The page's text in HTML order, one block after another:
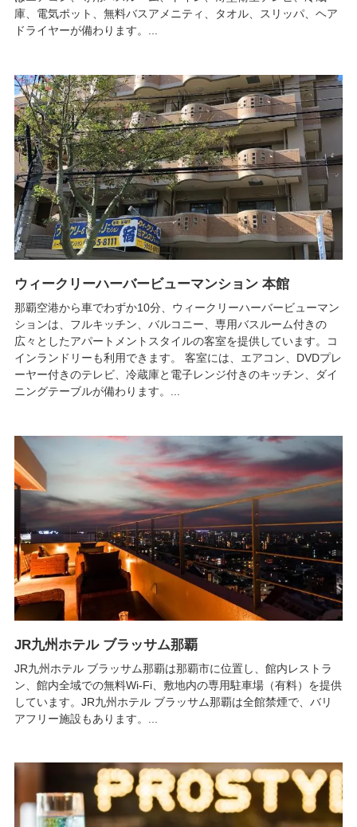
庫、電気ポット、無料バスアメニティ、タオル、スリッパ、ヘア
ドライヤーが備わります。...
ウィークリーハーバービューマンション 本館
那覇空港から車でわずか10分、ウィークリーハーバービューマン
ションは、フルキッチン、バルコニー、専用バスルーム付きの
広々としたアパートメントスタイルの客室を提供しています。コ
インランドリーも利用できます。 客室には、エアコン、DVDプレ
ーヤー付きのテレビ、冷蔵庫と電子レンジ付きのキッチン、ダイ
ニングテーブルが備わります。...
JR九州ホテル ブラッサム那覇
JR九州ホテル ブラッサム那覇は那覇市に位置し、館内レストラ
ン、館内全域での無料Wi-Fi、敷地内の専用駐車場（有料）を提供
しています。JR九州ホテル ブラッサム那覇は全館禁煙で、バリ
アフリー施設もあります。...